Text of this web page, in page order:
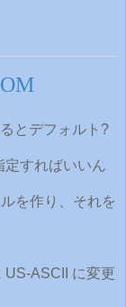
とデフォルト?
定すればいいん
を作り、それを
US-ASCII に変更